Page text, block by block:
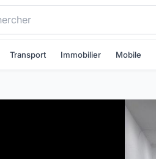
Transport Immobilier Mobile